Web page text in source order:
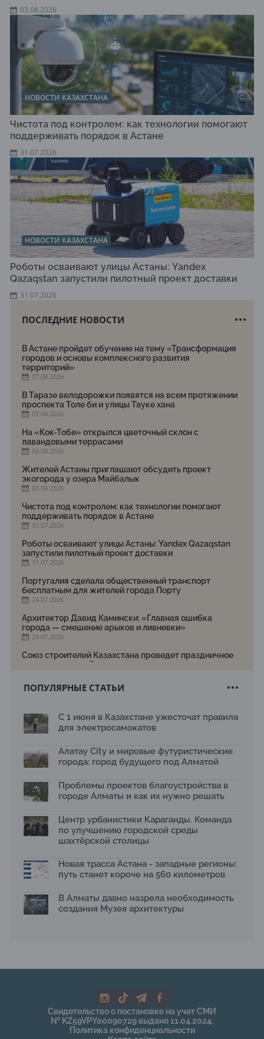
03.08.2026
НОВОСТИ КАЗАХСТАНА
Чистота под контролем: как технологии помогают
поддерживать порядок в Астане
31.07.2026
НОВОСТИ КАЗАХСТАНА
Роботы осваивают улицы Астаны: Yandex
Qazaqstan запустили пилотный проект доставки
31.07.2026
ПОСЛЕДНИЕ НОВОСТИ
В Астане пройдет обучение на тему «Трансформация
городов и основы комплексного развития
территорий»
07.08.2026
В Таразе велодорожки появятся на всем протяжении
проспекта Толе би и улицы Тауке хана
07.08.2026
На «Кок-Тобе» открылся цветочный склон с
лавандовыми террасами
04.08.2026
Жителей Астаны приглашают обсудить проект
экогорода у озера Майбалык
03.08.2026
Чистота под контролем: как технологии помогают
поддерживать порядок в Астане
31.07.2026
Роботы осваивают улицы Астаны: Yandex Qazaqstan
запустили пилотный проект доставки
31.07.2026
Португалия сделала общественный транспорт
бесплатным для жителей города Порту
24.07.2026
Архитектор Давид Камински: «Главная ошибка
города — смешение арыков и ливневки»
24.07.2026
Союз строителей Казахстана проведет праздничное
мероприятие ко Дню строителя
Новый Строительный кодекс: что изменилось для
Бауыржана Байбахтиева
17.07.2026
рободоставки в Астане
15.07.2026
2026 принимает заявки до 31 июля
13.07.2026
темой новой выставки в «Целинном»
13.07.2026
Қазақстан»: воспитанники подарили вторую жизнь
отходам
08.07.2026
Ко Дню столицы в Нуре благоустроили шесть
общественных пространств
06.07.2026
МЧС усилило мониторинг рек и моренных озер после
На общественных слушаниях представили
экологическую стратегию развития Алматы до 2040
ПОПУЛЯРНЫЕ СТАТЬИ
С 1 июня в Казахстане ужесточат правила
для электросамокатов
Алатау City и мировые футуристические
города: город будущего под Алматой
Проблемы проектов благоустройства в
городе Алматы и как их нужно решать
Центр урбанистики Караганды. Команда
по улучшению городской среды
шахтёрской столицы
Новая трасса Астана - западные регионы:
путь станет короче на 560 километров
В Алматы давно назрела необходимость
создания Музея архитектуры
Свидетельство о постановке на учет СМИ
№ KZ59VPY00090729 выдано 11.04.2024.
Политика конфиденциальности